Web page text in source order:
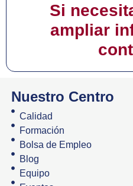
Si
ampliar
Nuestro Centro
Calidad
Formación
Bolsa de Empleo
Blog
Equipo